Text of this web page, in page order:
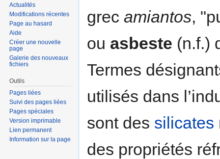
grec amiantos,
ou asbeste (n.f.)
Termes
utilisés dans
sont des silicates
des propriétés
Actualités
Modifications récentes
Page au hasard
Aide
Créer une nouvelle
page
Galerie des nouveaux
fichiers
Outils
Pages liées
Suivi des pages liées
Pages spéciales
Version imprimable
Lien permanent
Information sur la page